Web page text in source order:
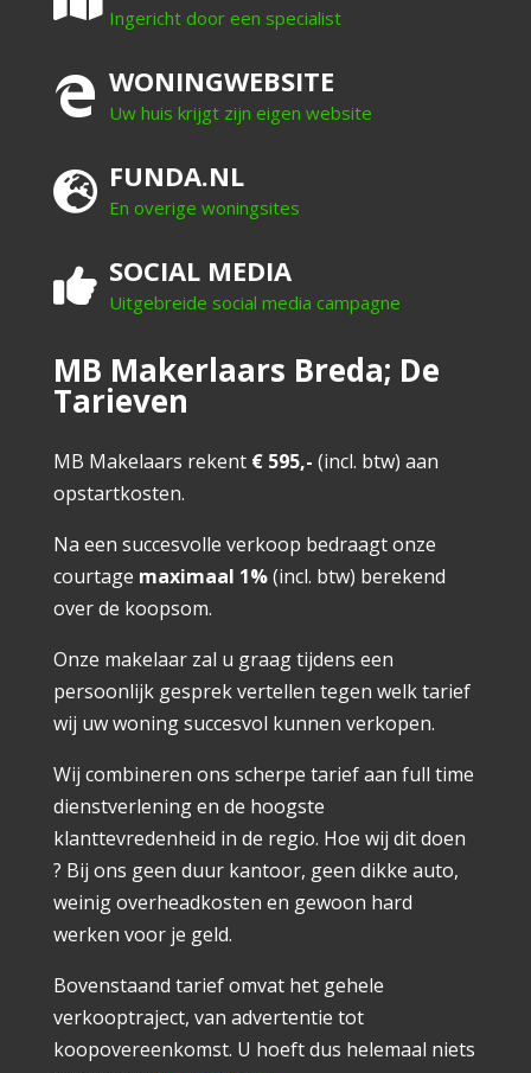
Ingericht door een specialist
WONINGWEBSITE
Uw huis krijgt zijn eigen website
FUNDA.NL
En overige woningsites
SOCIAL MEDIA
Uitgebreide social media campagne
MB Makerlaars Breda; De
Tarieven
MB Makelaars rekent € 595,- (incl. btw) aan
opstartkosten.
Na een succesvolle verkoop bedraagt onze
courtage maximaal 1%(incl. btw) berekend
over de koopsom.
Onze makelaar zal u graag tijdens een
persoonlijk gesprek vertellen tegen welk tarief
wij uw woning succesvol kunnen verkopen.
Wij combineren ons scherpe tarief aan full time
dienstverlening en de hoogste
klanttevredenheid in de regio. Hoe wij dit doen
? Bij ons geen duur kantoor, geen dikke auto,
weinig overheadkosten en gewoon hard
werken voor je geld.
Bovenstaand tarief omvat het gehele
verkooptraject, van advertentie tot
koopovereenkomst. U hoeft dus helemaal niets